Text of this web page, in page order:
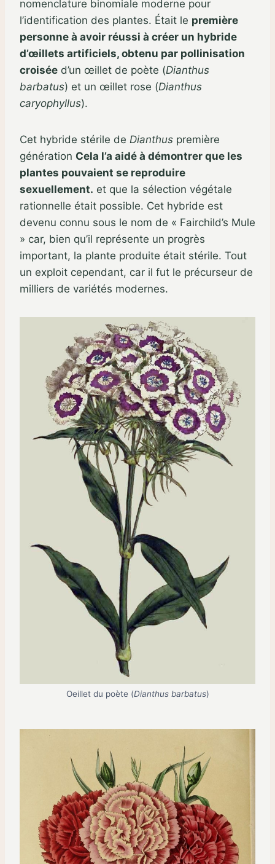
nomenclature binomiale moderne pour
l’identification des plantes. Était le première
personne à avoir réussi à créer un hybride
d’œillets artificiels, obtenu par pollinisation
croisée d’un œillet de poète (Dianthus
barbatus) et un œillet rose (Dianthus
caryophyllus).
Cet hybride stérile de Dianthus première
génération Cela l’a aidé à démontrer que les
plantes pouvaient se reproduire
sexuellement. et que la sélection végétale
rationnelle était possible. Cet hybride est
devenu connu sous le nom de « Fairchild’s Mule
» car, bien qu’il représente un progrès
important, la plante produite était stérile. Tout
un exploit cependant, car il fut le précurseur de
milliers de variétés modernes.
Oeillet du poète (Dianthus barbatus)